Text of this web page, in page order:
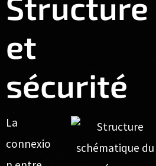
et
sécurité
La
connexio